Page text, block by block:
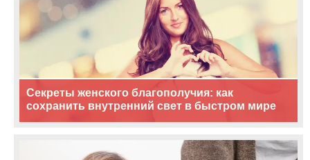
Секреты женского благополучия: как
сохранить внутренний свет в быстром мире